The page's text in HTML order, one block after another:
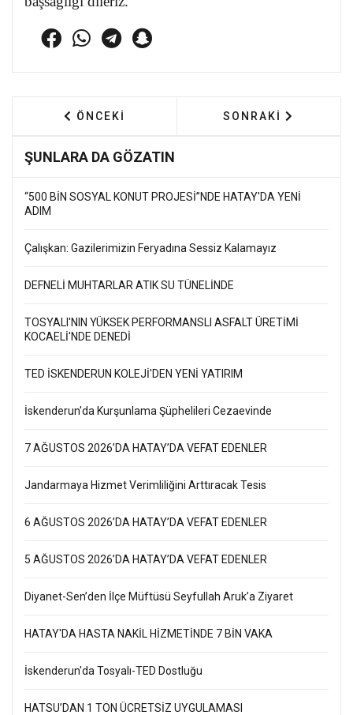
ÖNCEKI MAKALE: 17 MAYIS 2026’DA
ÖNCEKI SONRAKI MAKALE:
SONRAKI
ŞUNLARA DA GÖZATIN
“500 BİN SOSYAL KONUT PROJESİ”NDE HATAY'DA YENİ
ADIM
Çalışkan: Gazilerimizin Feryadına Sessiz Kalamayız
DEFNELİ MUHTARLAR ATIK SU TÜNELİNDE
TOSYALI'NIN YÜKSEK PERFORMANSLI ASFALT ÜRETİMİ
KOCAELİ'NDE DENEDİ
TED İSKENDERUN KOLEJİ'DEN YENİ YATIRIM
İskenderun'da Kurşunlama Şüphelileri Cezaevinde
7 AĞUSTOS 2026’DA HATAY’DA VEFAT EDENLER
Jandarmaya Hizmet Verimliliğini Arttıracak Tesis
6 AĞUSTOS 2026’DA HATAY’DA VEFAT EDENLER
5 AĞUSTOS 2026’DA HATAY’DA VEFAT EDENLER
Diyanet-Sen’den İlçe Müftüsü Seyfullah Aruk’a Ziyaret
HATAY'DA HASTA NAKİL HİZMETİNDE 7 BİN VAKA
İskenderun'da Tosyalı-TED Dostluğu
HATSU’DAN 1 TON ÜCRETSİZ UYGULAMASI